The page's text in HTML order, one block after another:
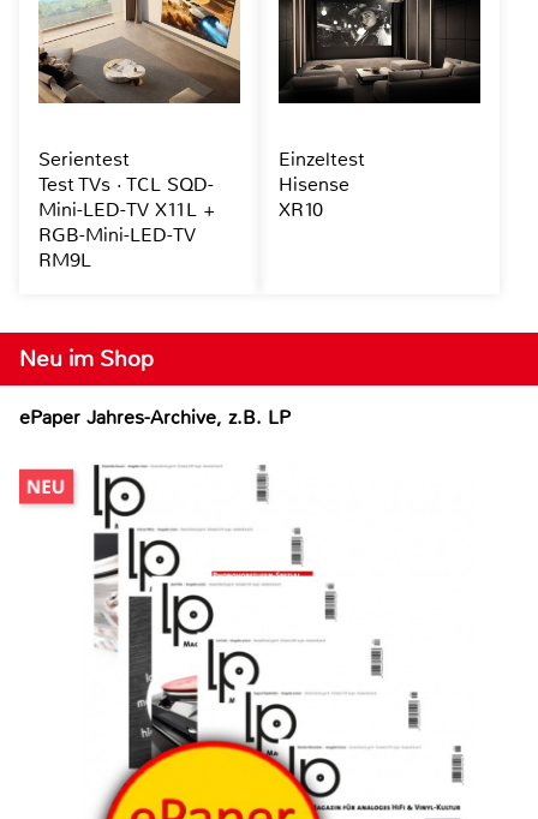
Neu im Shop
ePaper Jahres-Archive, z.B. LP
Serientest
Test TVs · TCL SQD-
Mini-LED-TV X11L +
RGB-Mini-LED-TV
RM9L
Einzeltest
Hisense
XR10